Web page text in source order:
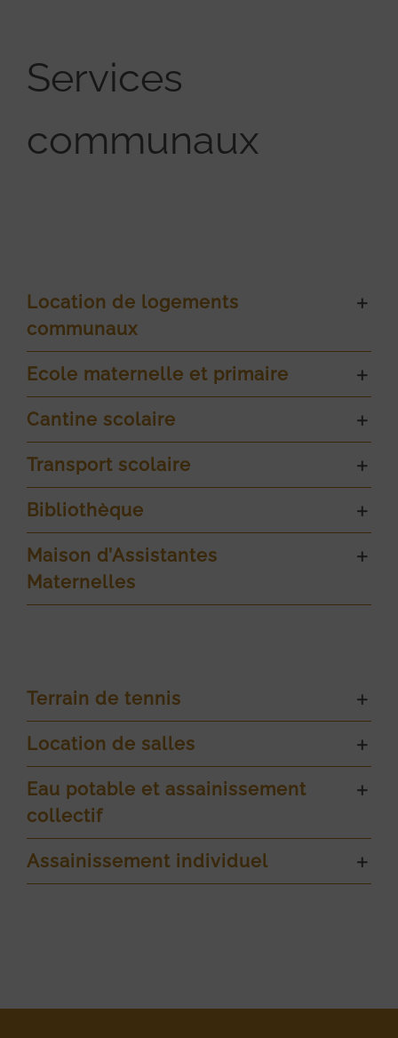
Services
communaux
Location de logements
communaux
Ecole maternelle et primaire
Cantine scolaire
Transport scolaire
Bibliothèque
Maison d’Assistantes
Maternelles
Terrain de tennis
Location de salles
Eau potable et assainissement
collectif
Assainissement individuel